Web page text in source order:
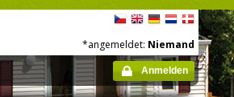
*angemeldet: Niemand
Anmelden